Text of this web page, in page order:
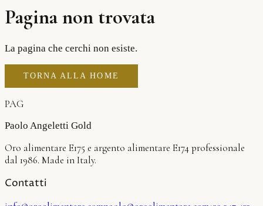
Pagina non trovata
La pagina che cerchi non esiste.
TORNA ALLA HOME
PAG
Paolo Angeletti Gold
Oro alimentare E175 e argento alimentare E174 professionale
dal 1986. Made in Italy.
Contatti